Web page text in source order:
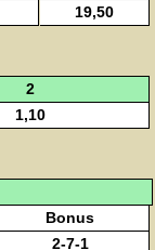
19,50
2
1,10
Bonus
2-7-1